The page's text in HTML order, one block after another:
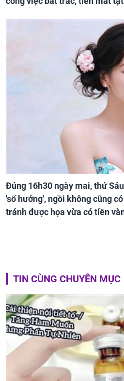
Đúng 16h30 ngày mai, thứ
'số hưởng', ngồi không cũng
tránh được họa vừa có tiền
TIN CÙNG CHUYÊN MỤC